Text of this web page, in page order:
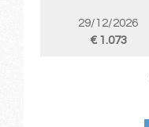
29/12/2026
€ 1.073